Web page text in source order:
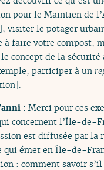
pour le Maintien de
visiter le potager
à faire votre compost,
concept de la
participer à un
:Merci pour ces
concernent l’Île-de-
est diffusée par la
qui émet en Île-de-
: comment savoir